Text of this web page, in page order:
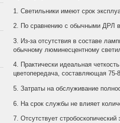
1. Светильники имеют срок
2. По сравнению с обычными ДРЛ
3. Из-за отсутствия в составе
обычному люминесцентному
4. Практически идеальная
цветопередача, составляющая 75-
5. Затраты на обслуживание
6. На срок службы не влияет
7. Отсутствует